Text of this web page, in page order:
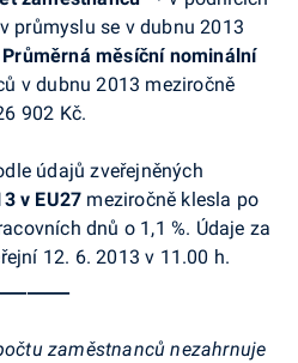
průmyslu se v dubnu 2013
Průměrná měsíční nominální
v dubnu 2013 meziročně
902 Kč.
údajů zveřejněných
v EU27 meziročně klesla po
dnů o 1,1 %. Údaje za
12. 6. 2013 v 11.00 h.
zaměstnanců nezahrnuje